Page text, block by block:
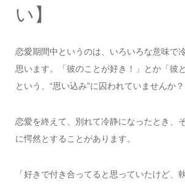
い】
恋愛期間中というのは、いろいろな意味で
思います。「彼のことが好き！」とか「彼
という、“思い込み”に囚われていませんか？
恋愛を終えて、別れて冷静になったとき、
に愕然とすることがあります。
「好きで付き合ってると思っていたけど、